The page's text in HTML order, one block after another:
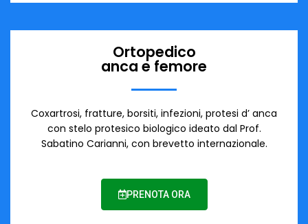
Ortopedico
anca e femore
Coxartrosi, fratture, borsiti, infezioni, protesi d’ anca
con stelo protesico biologico ideato dal Prof.
Sabatino Carianni, con brevetto internazionale.
PRENOTA ORA